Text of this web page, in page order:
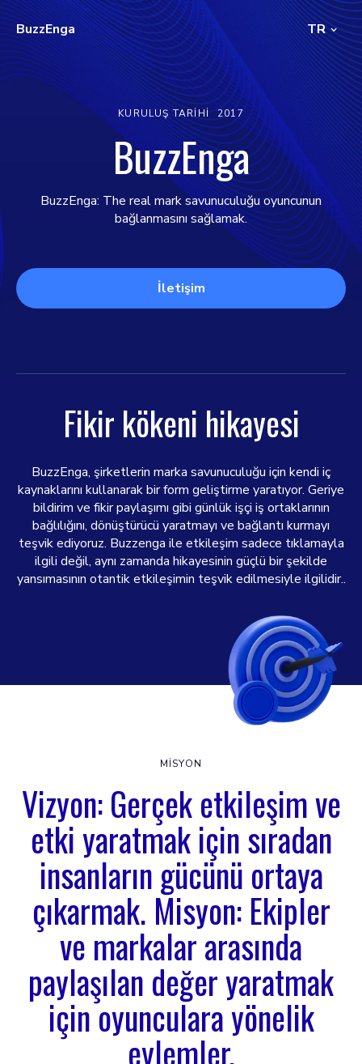
BuzzEnga TR
KURULUŞ TARIHI 2017
BuzzEnga
BuzzEnga: The real mark savunuculuğu oyuncunun
bağlanmasını sağlamak.
İletişim
Fikir kökeni hikayesi
BuzzEnga, şirketlerin marka savunuculuğu için kendi iç
kaynaklarını kullanarak bir form geliştirme yaratıyor. Geriye
bildirim ve fikir paylaşımı gibi günlük işçi iş ortaklarının
bağlılığını, dönüştürücü yaratmayı ve bağlantı kurmayı
teşvik ediyoruz. Buzzenga ile etkileşim sadece tıklamayla
ilgili değil, aynı zamanda hikayesinin güçlü bir şekilde
yansımasının otantik etkileşimin teşvik edilmesiyle ilgilidir..
MISYON
Vizyon: Gerçek etkileşim ve
etki yaratmak için sıradan
insanların gücünü ortaya
çıkarmak. Misyon: Ekipler
ve markalar arasında
paylaşılan değer yaratmak
için oyunculara yönelik
eylemler.